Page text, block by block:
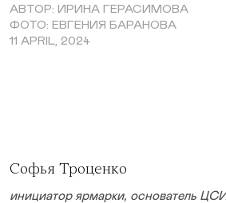
АВТОР: ИРИНА ГЕРАСИМОВА
ФОТО: ЕВГЕНИЯ БАРАНОВА
11 APRIL, 2024
Софья Троценко
инициатор ярмарки, основатель